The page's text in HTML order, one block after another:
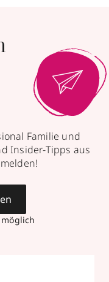
Familie und
Insider-Tipps aus